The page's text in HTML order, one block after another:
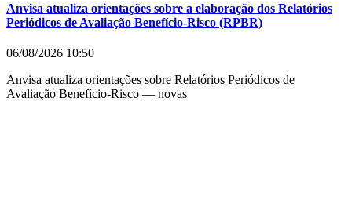
Anvisa atualiza orientações sobre a elaboração dos Relatórios
Periódicos de Avaliação Benefício-Risco (RPBR)
06/08/2026 10:50
Anvisa atualiza orientações sobre Relatórios Periódicos de
Avaliação Benefício-Risco — novas